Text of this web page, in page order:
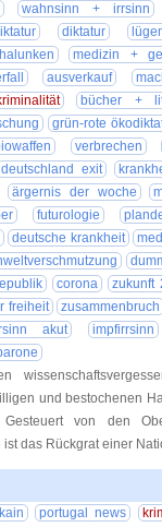
wahnsinn + irrsinn
diktatur
medizin +
ausverkauf
bücher +
grün-rote
verbrechen
deutschland exit
ärgernis der woche
futurologie
deutsche krankheit
corona
zukunft
freiheit
zusammenbruch
akut
impfirrsinn
und bestochenen
Gesteuert von den
ist das Rückgrat einer
portugal news